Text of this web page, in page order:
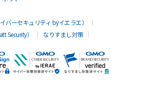
バーセキュリティ byイエラエ）
Security）
なりすまし対策